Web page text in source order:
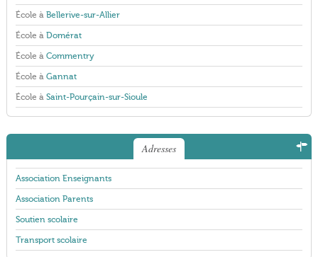
École à Bellerive-sur-Allier
École à Domérat
École à Commentry
École à Gannat
École à Saint-Pourçain-sur-Sioule
Adresses
Association Enseignants
Association Parents
Soutien scolaire
Transport scolaire